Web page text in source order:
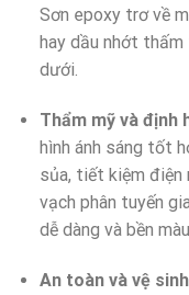
Sơn epoxy trơ về
hay dầu nhớt
dưới.
Thẩm mỹ và định
hình ánh sáng tốt
sủa, tiết kiệm điện
vạch phân tuyến
dễ dàng và bền
An toàn và vệ